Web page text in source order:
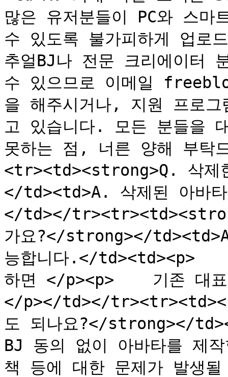
많은 유저분들이 PC와 스마
수 있도록 불가피하게 업
추얼BJ나 전문 크리에이터
수 있으므로 이메일
을 해주시거나, 지원 프로
고 있습니다. 모든 분들을
못하는 점, 너른 양해 부
<tr><td><strong>Q. 삭제
</td><td>A. 삭제된 아바
</td></
가요?</strong></
능합니다.</td><td><p>
하면 </p><p>    기존 대표
</p></td></
도 되나요?</strong></
BJ 동의 없이 아바타를 제
책 등에 대한 문제가 발생